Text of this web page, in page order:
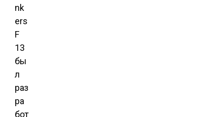
nk
ers
F
13
бы
л
раз
ра
бот